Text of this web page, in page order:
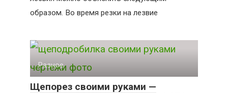
образом. Во время резки на лезвие
Разное
Щепорез своими руками —